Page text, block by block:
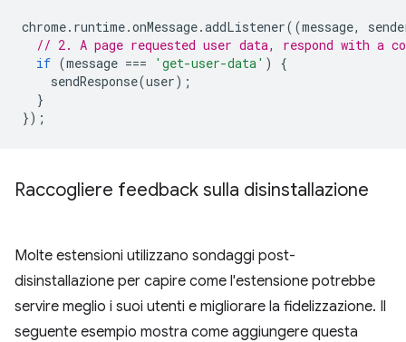
chrome. runtime.onMessage.addListener((message,
// 2. A page requested user data, respond with a
if (message === 'get-user-data' )
{
sendResponse(user);
}
});
Raccogliere feedback sulla disinstallazione
Molte estensioni utilizzano sondaggi post-
disinstallazione per capire come l'estensione potrebbe
servire meglio i suoi utenti e migliorare la fidelizzazione. Il
seguente esempio mostra come aggiungere questa